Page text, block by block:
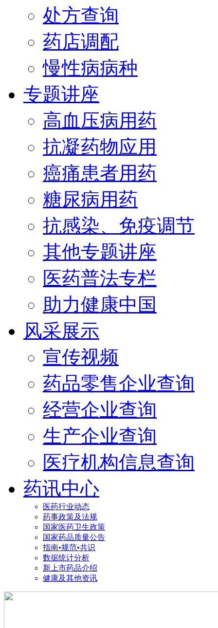
处方查询
药店调配
慢性病病种
专题讲座
高血压病用药
抗凝药物应用
癌痛患者用药
糖尿病用药
抗感染、免疫调节
其他专题讲座
医药普法专栏
助力健康中国
风采展示
宣传视频
药品零售企业查询
经营企业查询
生产企业查询
医疗机构信息查询
药讯中心
医药行业动态
药事政策及法规
国家医药卫生政策
国家药品质量公告
指南•规范•共识
数据统计分析
新上市药品介绍
健康及其他资讯